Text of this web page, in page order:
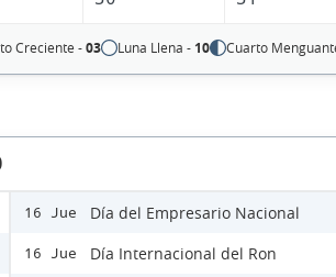
Creciente -03 Luna Llena - 10 Cuarto
16 Jue Día del Empresario Nacional
16 Jue Día Internacional del Ron